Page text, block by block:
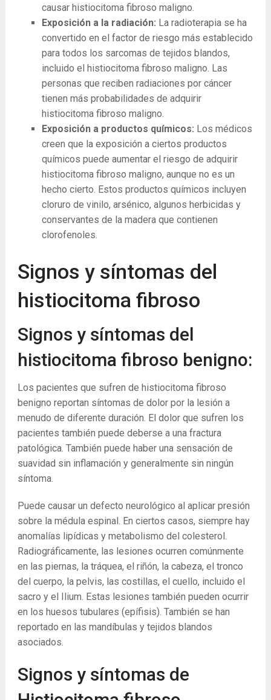
causar histiocitoma fibroso maligno.
Exposición a la radiación: La radioterapia se ha
convertido en el factor de riesgo más establecido
para todos los sarcomas de tejidos blandos,
incluido el histiocitoma fibroso maligno. Las
personas que reciben radiaciones por cáncer
tienen más probabilidades de adquirir
histiocitoma fibroso maligno.
Exposición a productos químicos: Los médicos
creen que la exposición a ciertos productos
químicos puede aumentar el riesgo de adquirir
histiocitoma fibroso maligno, aunque no es un
hecho cierto. Estos productos químicos incluyen
cloruro de vinilo, arsénico, algunos herbicidas y
conservantes de la madera que contienen
clorofenoles.
Signos y síntomas del
histiocitoma fibroso
Signos y síntomas del
histiocitoma fibroso benigno:
Los pacientes que sufren de histiocitoma fibroso
benigno reportan síntomas de dolor por la lesión a
menudo de diferente duración. El dolor que sufren los
pacientes también puede deberse a una fractura
patológica. También puede haber una sensación de
suavidad sin inflamación y generalmente sin ningún
síntoma.
Puede causar un defecto neurológico al aplicar presión
sobre la médula espinal. En ciertos casos, siempre hay
anomalías lipídicas y metabolismo del colesterol.
Radiográficamente, las lesiones ocurren comúnmente
en las piernas, la tráquea, el riñón, la cabeza, el tronco
del cuerpo, la pelvis, las costillas, el cuello, incluido el
sacro y el Ilium. Estas lesiones también pueden ocurrir
en los huesos tubulares (epífisis). También se han
reportado en las mandíbulas y tejidos blandos
asociados.
Signos y síntomas de